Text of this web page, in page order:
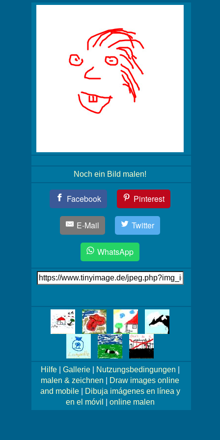
Noch ein Bild malen!
Facebook Pinterest
E-Mail Twitter
WhatsApp
Link
auf's
Bilder!
Hilfe| Gallerie| Nutzungsbedingungen
malen & zeichnen
Draw images online
and mobile|
Dibuja imágenes en línea y
en el móvil
online malen